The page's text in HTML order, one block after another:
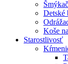
Detské
Koše
Starostlivosť